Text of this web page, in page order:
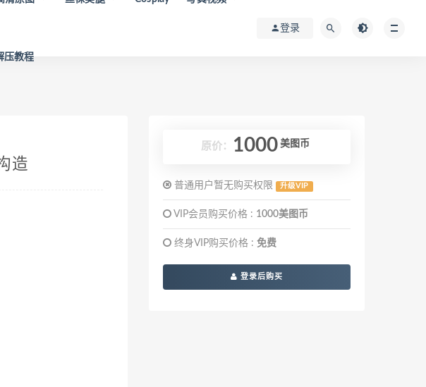
压教程
登录
造
原价： 1000 美图币
普通用户暂无购买权限 升级VIP
VIP会员购买价格 : 1000美图币
终身VIP购买价格 : 免费
登录后购买